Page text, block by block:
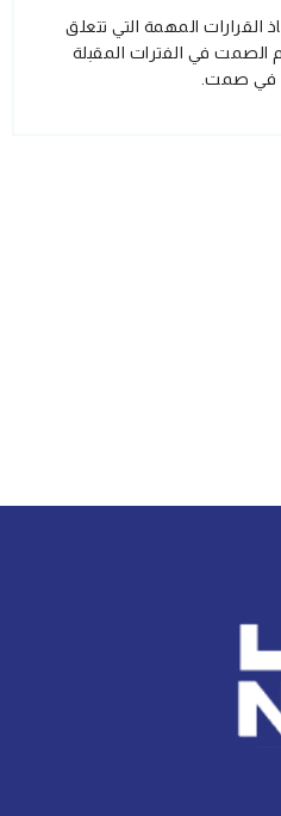
القرارات المهمة التي تتعلق
الصمت في الفترات المقبلة
في صمت.